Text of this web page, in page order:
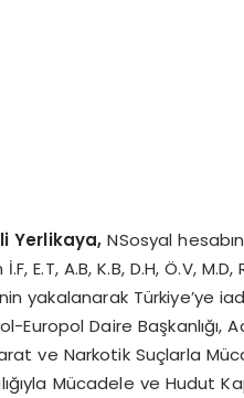
Yerlikaya, NSosyal
E.T, A.B, K.B, D.H, Ö.V,
yakalanarak Türkiye’ye
Europol Daire Başkanlığı,
ve Narkotik Suçlarla
Mücadele ve Hudut